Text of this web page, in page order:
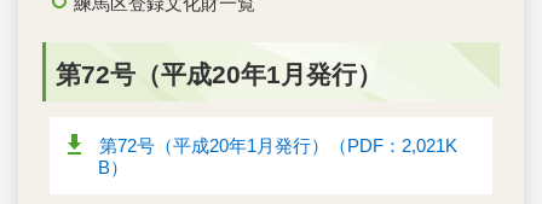
第72号（平成20年1月発行）
第72号（平成20年1月発行）（PDF：2,021K
B）